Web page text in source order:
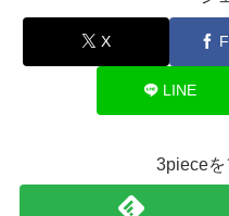
X
LINE
3pieceを